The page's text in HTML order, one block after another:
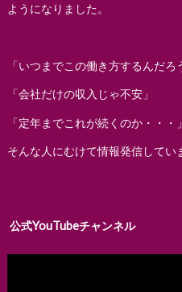
ようになりました。
「いつまでこの働き方するんだろ
「会社だけの収入じゃ不安」
「定年までこれが続くのか・・・」
そんな人にむけて情報発信してい
公式YouTubeチャンネル